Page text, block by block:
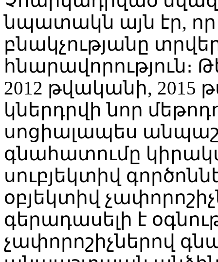
նպատակն այն էր,
բնակչությանը
հնարավորություն։
2012 թվականի, 2015
կներդրվի նոր
սոցիալապես
գնահատումը
սուբյեկտիվ
օբյեկտիվ
գերադասելի է
չափորոշիչներով